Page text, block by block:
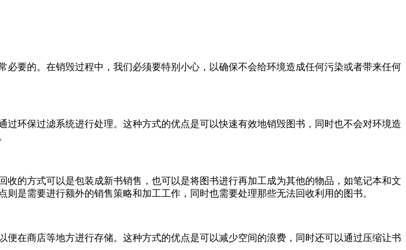
要的。在销毁过程中，我们必须要特别小心，以确保不会给环境造成任何污染或者带来任何
环保过滤系统进行处理。这种方式的优点是可以快速有效地销毁图书，同时也不会对环境造
的方式可以是包装成新书销售，也可以是将图书进行再加工成为其他的物品，如笔记本和文
是需要进行额外的销售策略和加工工作，同时也需要处理那些无法回收利用的图书。
在商店等地方进行存储。这种方式的优点是可以减少空间的浪费，同时还可以通过压缩让书